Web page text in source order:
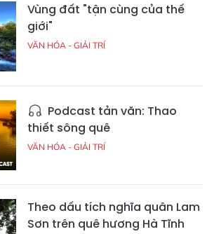
Vùng đất "tận cùng của thế
giới"
VĂN HÓA - GIẢI TRÍ
Podcast tản văn: Thao
thiết sông quê
VĂN HÓA - GIẢI TRÍ
Theo dấu tích nghĩa quân Lam
Sơn trên quê hương Hà Tĩnh